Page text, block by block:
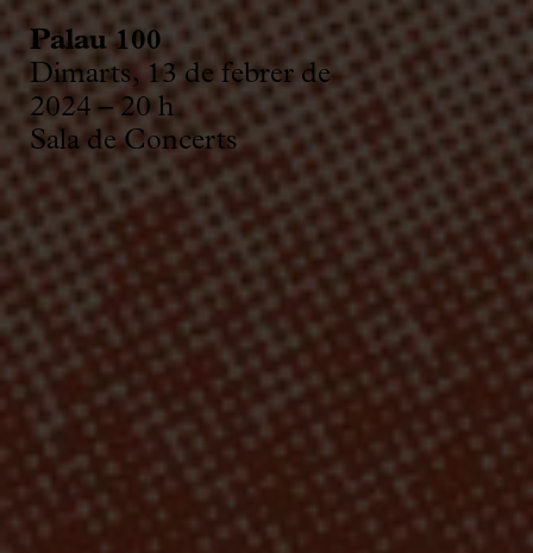
Palau 100
Dimarts, 13 de febrer de
2024 – 20 h
Sala de Concerts